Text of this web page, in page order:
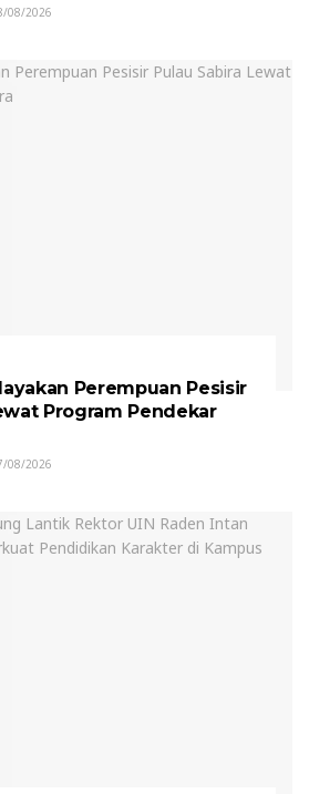
08/2026
Perempuan Pesisir
Program Pendekar
08/2026